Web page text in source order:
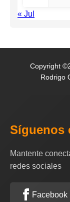
« Jul
Copyright
Rodrigo
Síguenos
Mantente
redes sociales
Facebook